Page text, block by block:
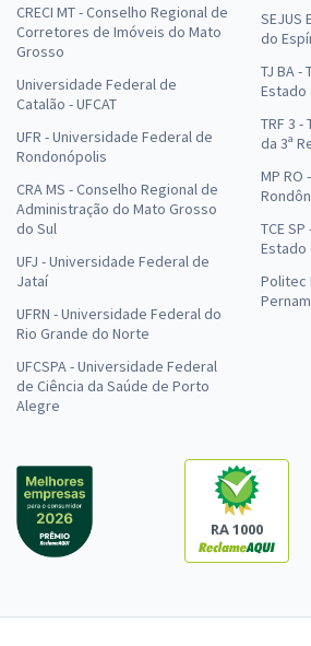
CRECI MT - Conselho Regional de
Corretores de Imóveis do Mato
Grosso
Universidade Federal de
Catalão - UFCAT
UFR - Universidade Federal de
Rondonópolis
CRA MS - Conselho Regional de
Administração do Mato Grosso
do Sul
UFJ - Universidade Federal de
Jataí
UFRN - Universidade Federal do
Rio Grande do Norte
UFCSPA - Universidade Federal
de Ciência da Saúde de Porto
Alegre
SEJUS
do
TJ BA -
Estado
TRF 3
da 3ª
MP
TCE
Estado
Politec
RA 1000